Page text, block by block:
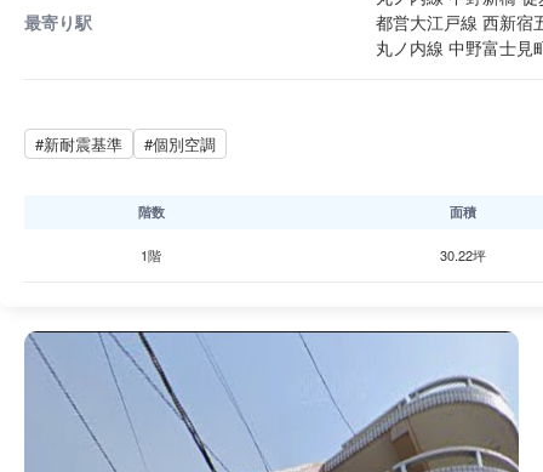
最寄り駅
都営大江戸線 西新宿
丸ノ内線 中野富士見
#新耐震基準 #個別空調
階数 面積
1階 30.22坪